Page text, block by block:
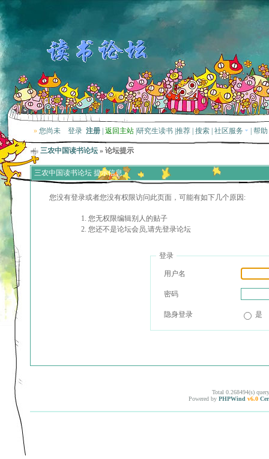
» 您尚未 登录 注册 返回主站 研究生读书 推荐 搜索 社区服务 帮助
三农中国读书论坛 » 论坛提示
三农中国读书论坛 提示信息
您没有登录或者您没有权限访问此页面，可能有如下几个原因:
您无权限编辑别人的贴子
您还不是论坛会员,请先登录论坛
登录
用户名
密码
隐身登录 是
Total 0.268494(s)
Powered by PHPWind v6.0